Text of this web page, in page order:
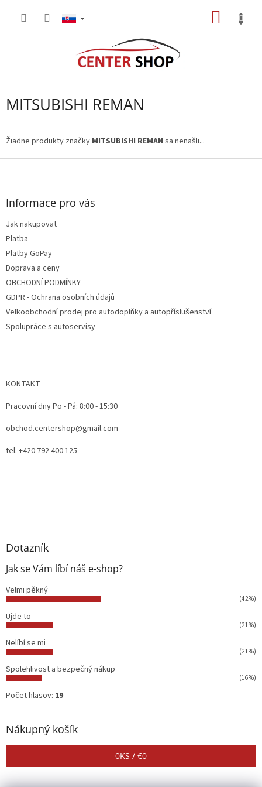
MITSUBISHI REMAN
Žiadne produkty značky MITSUBISHI REMAN sa nenašli...
Z
Informace pro vás
Jak nakupovat
Platba
Platby GoPay
Doprava a ceny
OBCHODNÍ PODMÍNKY
GDPR - Ochrana osobních údajů
Velkoobchodní prodej pro autodoplňky a autopříslušenství
Spolupráce s autoservisy
KONTAKT
Pracovní dny Po - Pá: 8:00 - 15:30
obchod.centershop@gmail.com
tel. +420 792 400 125
Dotazník
Jak se Vám líbí náš e-shop?
Velmi pěkný
(42%)
Ujde to
(21%)
Nelíbí se mi
(21%)
Spolehlivost a bezpečný nákup
(16%)
Počet hlasov: 19
Nákupný košík
0KS / €0